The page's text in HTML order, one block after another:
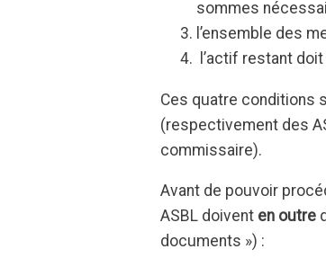
sommes
l’ensemble des
l’actif restant
Ces quatre conditions
(respectivement des
commissaire).
Avant de pouvoir
ASBL doivent en outre
documents ») :